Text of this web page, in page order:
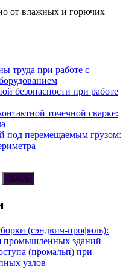
от влажных и горючих
труда при работе с
безопасности при работе
точечной сварке:
под перемещаемым грузом:
Поиск
(сэндвич-профиль):
промышленных зданий
(промальп) при
узлов